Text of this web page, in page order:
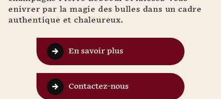
enivrer par la magie des bulles dans un cadre
authentique et chaleureux.
En savoir plus
Contactez-nous